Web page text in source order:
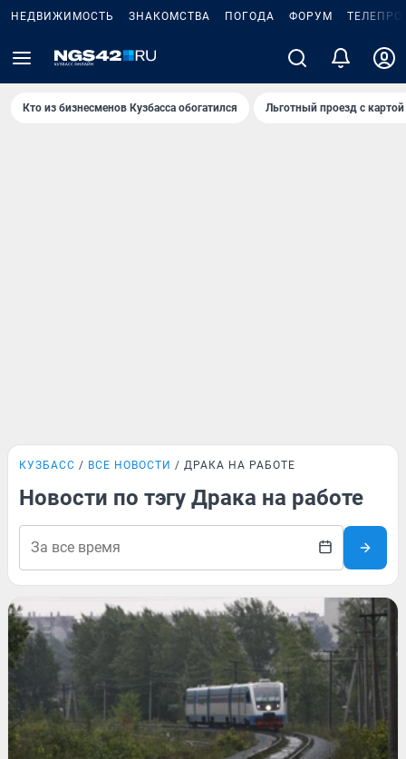
НЕДВИЖИМОСТЬ ЗНАКОМСТВА ПОГОДА ФОРУМ
Кто из бизнесменов Кузбасса обогатился Льготный проезд с
КУЗБАСС ВСЕ НОВОСТИ ДРАКА НА РАБОТЕ
Новости по тэгу Драка на работе